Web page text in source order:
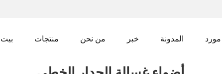
بيت منتجات من نحن خبر المدونة مورد